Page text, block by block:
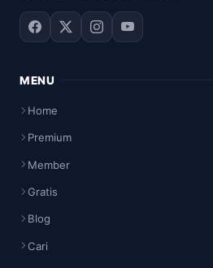
MENU
Home
Premium
Member
Gratis
Blog
Cari